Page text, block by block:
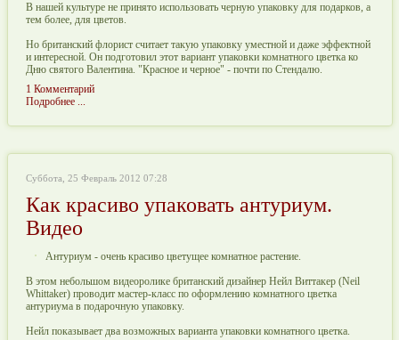
В нашей культуре не принято использовать черную упаковку для подарков, а
тем более, для цветов.
Но британский флорист считает такую упаковку уместной и даже эффектной
и интересной. Он подготовил этот вариант упаковки комнатного цветка ко
Дню святого Валентина. "Красное и черное" - почти по Стендалю.
1 Комментарий
Подробнее ...
Суббота, 25 Февраль 2012 07:28
Как красиво упаковать антуриум.
Видео
Антуриум - очень красиво цветущее комнатное растение.
В этом небольшом видеоролике британский дизайнер Нейл Виттакер (Neil
Whittaker) проводит мастер-класс по оформлению комнатного цветка
антуриума в подарочную упаковку.
Нейл показывает два возможных варианта упаковки комнатного цветка.